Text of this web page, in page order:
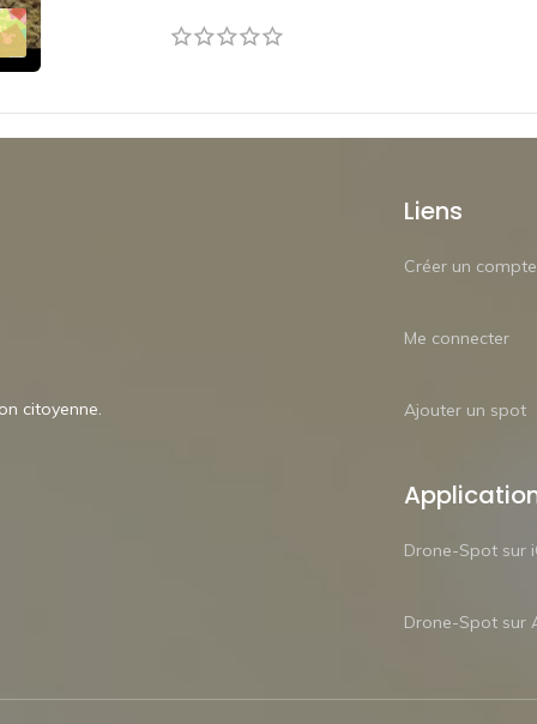
citoyenne.
Liens
Créer un compte
Me connecter
Ajouter un spot
Drone-Spot sur
Drone-Spot sur